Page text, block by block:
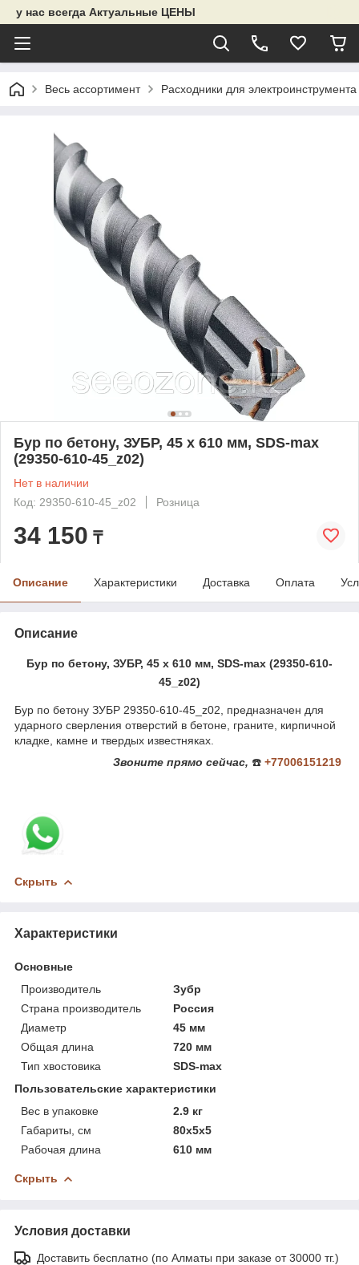
у нас всегда Актуальные ЦЕНЫ
Весь ассортимент Расходники для электроинструмента
Бур по бетону, ЗУБР, 45 х 610 мм, SDS-max
(29350-610-45_z02)
Нет в наличии
Код: 29350-610-45_z02
Розница
34 150 ₸
Описание Характеристики Доставка Оплата
Описание
Бур по бетону, ЗУБР, 45 х 610 мм, SDS-max (29350-610-
45_z02)
Бур по бетону ЗУБР 29350-610-45_z02, предназначен для
ударного сверления отверстий в бетоне, граните, кирпичной
кладке, камне и твердых известняках.
Звоните прямо сейчас, ☎️ +77006151219
Скрыть
Характеристики
Основные
Производитель
Зубр
Страна производитель
Россия
Диаметр
45 мм
Общая длина
720 мм
Тип хвостовика
SDS-max
Пользовательские характеристики
Вес в упаковке
2.9 кг
Габариты, см
80х5х5
Рабочая длина
610 мм
Скрыть
Условия доставки
Доставить бесплатно (по Алматы при заказе от 30000 тг.)